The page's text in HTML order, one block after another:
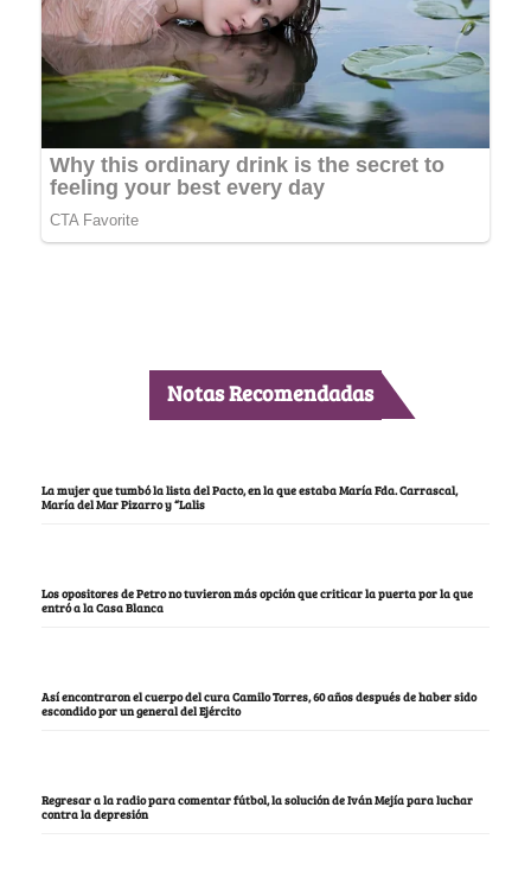
Notas Recomendadas
La mujer que tumbó la lista del Pacto, en la que estaba María Fda. Carrascal,
María del Mar Pizarro y “Lalis
Los opositores de Petro no tuvieron más opción que criticar la puerta por la que
entró a la Casa Blanca
Así encontraron el cuerpo del cura Camilo Torres, 60 años después de haber sido
escondido por un general del Ejército
Regresar a la radio para comentar fútbol, la solución de Iván Mejía para luchar
contra la depresión